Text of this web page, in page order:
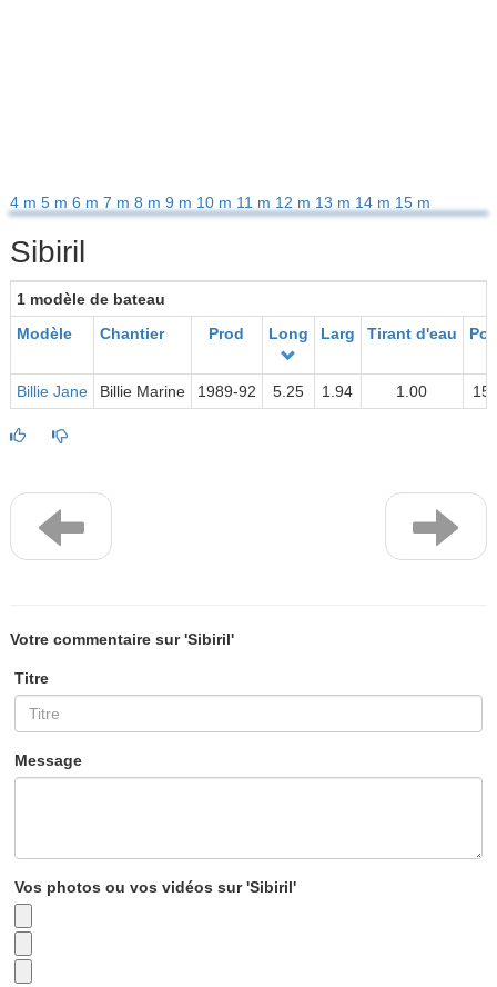
4 m 5 m 6 m 7 m 8 m 9 m 10 m 11 m 12 m 13 m 14 m 15 m
Sibiril
1 modèle de bateau
Modèle
Chantier Prod Long Larg Tirant d'eau
Billie Jane Billie Marine 1989-92 5.25 1.94 1.00
Votre commentaire sur 'Sibiril'
Titre
Message
Vos photos ou vos vidéos sur 'Sibiril'